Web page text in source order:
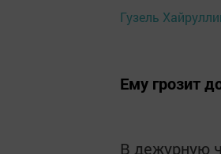
Гузель
Ему грозит
В дежурную